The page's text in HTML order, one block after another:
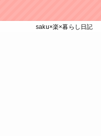
saku×楽×暮らし日記